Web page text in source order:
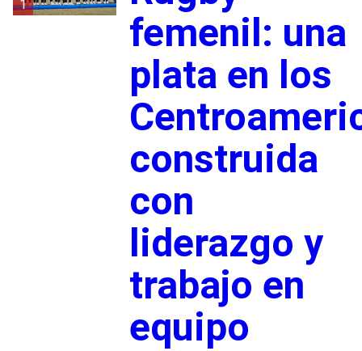
1
femenil: una
plata en los
construida
con
liderazgo y
trabajo en
equipo